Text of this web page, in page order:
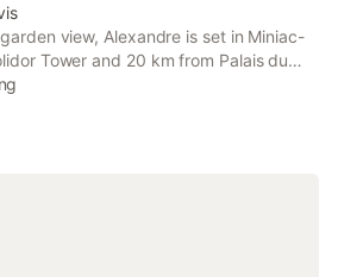
view, Alexandre is set in Miniac-
Tower and 20 km from Palais du
offers access to a terrace and free